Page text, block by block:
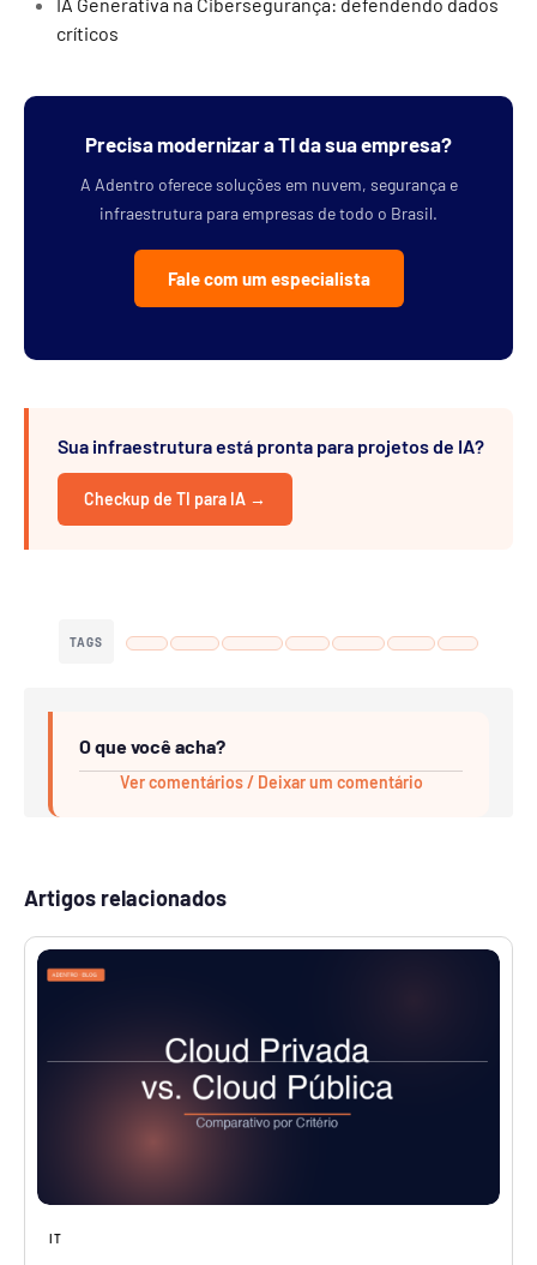
IA Generativa na Cibersegurança: defendendo dados
críticos
Precisa modernizar a TI da sua empresa?
A Adentro oferece soluções em nuvem, segurança e
infraestrutura para empresas de todo o Brasil.
Fale com um especialista
Sua infraestrutura está pronta para projetos de IA?
Checkup de TI para IA →
TAGS
O que você acha?
Ver comentários / Deixar um comentário
Artigos relacionados
IT